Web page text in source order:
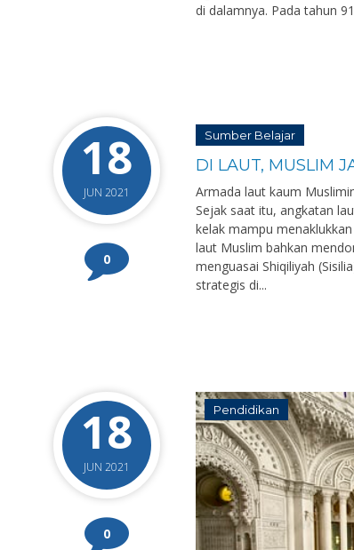
di dalamnya. Pada tahun
18
JUN 2021
0
Sumber Belajar
DI LAUT, MUSLIM
Armada laut kaum
Sejak saat itu, angkatan
kelak mampu
laut Muslim bahkan
menguasai Shiqiliyah
strategis di...
18
JUN 2021
0
Pendidikan